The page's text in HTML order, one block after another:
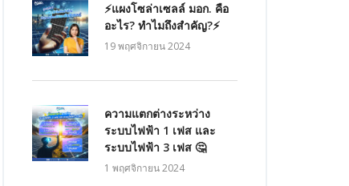
งานที่มีประสิทธิภาพ
⚡แผงโซล่าเซลล์ มอก. คือ
อะไร? ทำไมถึงสำคัญ?⚡
19 พฤศจิกายน 2024
ความแตกต่างระหว่าง
ระบบไฟฟ้า 1 เฟส และ
ระบบไฟฟ้า 3 เฟส 🤔
1 พฤศจิกายน 2024